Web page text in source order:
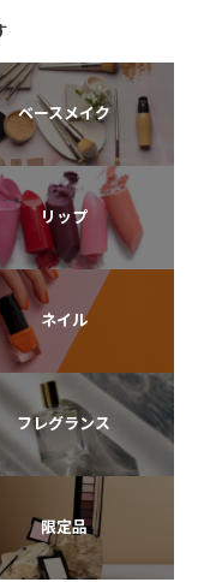
ベースメイク
リップ
ネイル
フレグランス
限定品